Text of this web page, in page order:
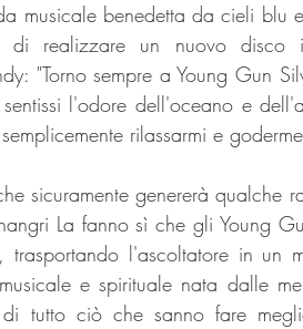
musicale benedetta da cieli blu
di realizzare un nuovo disco
"Torno sempre a Young Gun
l'odore dell'oceano e
rilassarmi e
sicuramente genererà qualche
La fanno sì che gli Young
trasportando l'ascoltatore in un
e spirituale nata dalle
di tutto ciò che sanno fare